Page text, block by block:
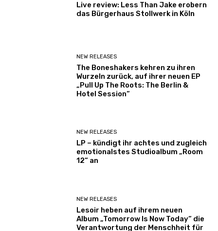
Live review: Less Than Jake erobern
das Bürgerhaus Stollwerk in Köln
NEW RELEASES
The Boneshakers kehren zu ihren
Wurzeln zurück, auf ihrer neuen EP
„Pull Up The Roots: The Berlin &
Hotel Session“
NEW RELEASES
LP – kündigt ihr achtes und zugleich
emotionalstes Studioalbum „Room
12“ an
NEW RELEASES
Lesoir heben auf ihrem neuen
Album „Tomorrow Is Now Today“ die
Verantwortung der Menschheit für